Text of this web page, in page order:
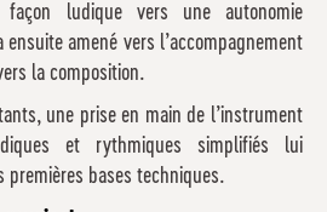
façon ludique vers une autonomie
ensuite amené vers l’accompagnement
la composition.
une prise en main de l’instrument
et rythmiques simplifiés lui
premières bases techniques.